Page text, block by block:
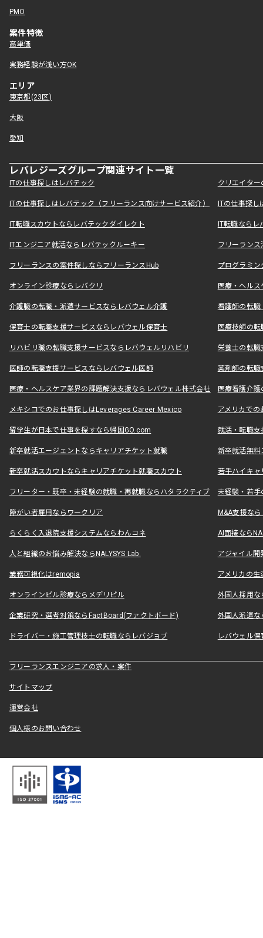
PMO
案件特徴
高単価
実務経験が浅い方OK
エリア
東京都(23区)
大阪
愛知
レバレジーズグループ関連サイト一覧
ITの仕事探しはレバテック クリエイタ
ITの仕事探しはレバテック（フリーランス向けサービス紹介） ITの仕事探
IT転職スカウトならレバテックダイレクト IT転職なら
ITエンジニア就活ならレバテックルーキー フリーラン
フリーランスの案件探しならフリーランスHub プログラミ
オンライン診療ならレバクリ 医療・ヘル
介護職の転職・派遣サービスならレバウェル介護 看護師の転
保育士の転職支援サービスならレバウェル保育士 医療技師の
リハビリ職の転職支援サービスならレバウェルリハビリ 栄養士の転
医師の転職支援サービスならレバウェル医師 薬剤師の転
医療・ヘルスケア業界の課題解決支援ならレバウェル株式会社 医療看護介
メキシコでのお仕事探しはLeverages Career Mexico アメリカで
留学生が日本で仕事を探すなら帰国GO.com 就活・転職
新卒就活エージェントならキャリアチケット就職 新卒就活無料
新卒就活スカウトならキャリアチケット就職スカウト 若手ハイキ
フリーター・既卒・未経験の就職・再就職ならハタラクティブ 未経験・若手
障がい者雇用ならワークリア M&A支援な
らくらく入退院支援システムならわんコネ AI面接なら
人と組織のお悩み解決ならNALYSYS Lab. アジャイル
業務可視化はremopia アメリカの
オンラインピル診療ならメデリピル 外国人採用
企業研究・選考対策ならFactBoard(ファクトボード) 外国人派遣な
ドライバー・施工管理技士の転職ならレバジョブ レバウェル
フリーランスエンジニアの求人・案件
サイトマップ
運営会社
個人様のお問い合わせ